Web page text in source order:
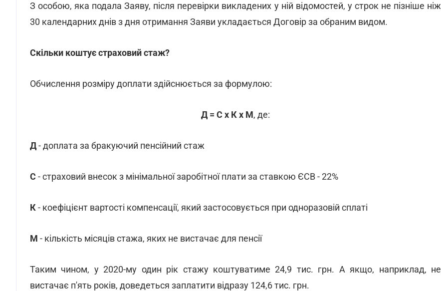
З особою, яка подала Заяву, після перевірки викладених у ній відомостей, у строк не пізніше ніж
30 календарних днів з дня отримання Заяви укладається Договір за обраним видом.
Скільки коштує страховий стаж?
Обчислення розміру доплати здійснюється за формулою:
Д = С x К x М, де:
Д- доплата за бракуючий пенсійний стаж
С- страховий внесок з мінімальної заробітної плати за ставкою ЄСВ - 22%
К - коефіцієнт вартості компенсації, який застосовується при одноразовій сплаті
М - кількість місяців стажа, яких не вистачає для пенсії
Таким чином, у 2020-му один рік стажу коштуватиме 24,9 тис. грн. А якщо, наприклад, не
вистачає п'ять років, доведеться заплатити відразу 124,6 тис. грн.